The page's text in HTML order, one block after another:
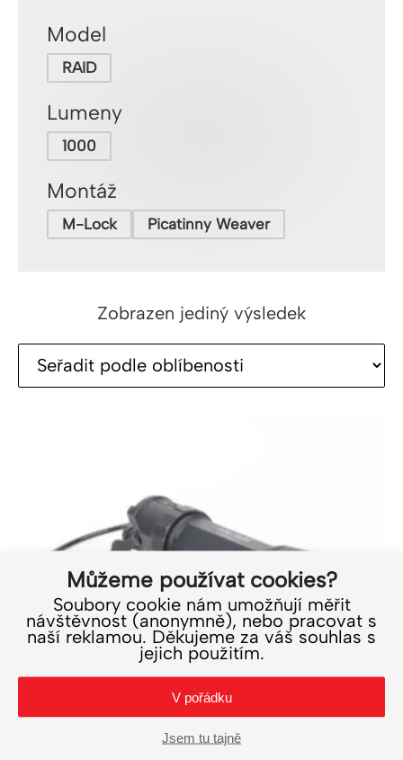
Můžeme používat cookies?
Soubory cookie nám umožňují měřit
návštěvnost (anonymně), nebo pracovat s
naší reklamou. Děkujeme za váš souhlas s
jejich použitím.
V pořádku
Jsem tu tajně
Model
RAID
Lumeny
1000
Montáž
M-Lock Picatinny Weaver
Zobrazen jediný výsledek